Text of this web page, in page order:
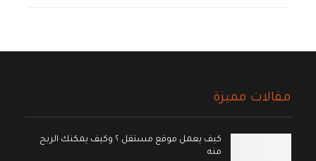
مقالات مميزة
كيف يعمل موقع مستقل ؟ وكيف يمكنك الربح
منه